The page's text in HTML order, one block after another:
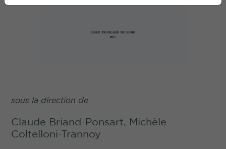
sous la direction de
Claude Briand-Ponsart, Michèle
Coltelloni-Trannoy